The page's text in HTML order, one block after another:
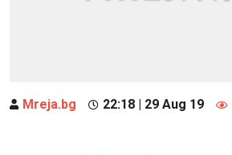
Mreja.bg 22:18 | 29 Aug 19